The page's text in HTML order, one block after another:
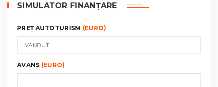
SIMULATOR FINANȚARE
PREȚ AUTOTURISM (EURO)
AVANS (EURO)